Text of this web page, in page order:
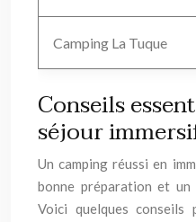
Camping La Tuque
Conseils
séjour
Un camping réussi en
bonne préparation et un
Voici quelques